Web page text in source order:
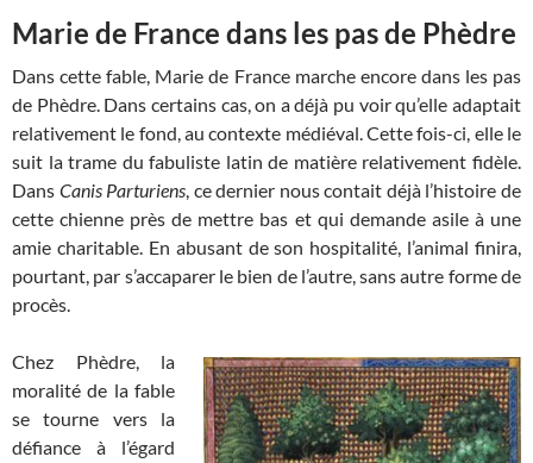
Marie de France dans les pas de Phèdre
Dans cette fable, Marie de France marche encore dans les pas
de Phèdre. Dans certains cas, on a déjà pu voir qu’elle adaptait
relativement le fond, au contexte médiéval. Cette fois-ci, elle le
suit la trame du fabuliste latin de matière relativement fidèle.
Dans Canis Parturiens, ce dernier nous contait déjà l’histoire de
cette chienne près de mettre bas et qui demande asile à une
amie charitable. En abusant de son hospitalité, l’animal finira,
pourtant, par s’accaparer le bien de l’autre, sans autre forme de
procès.
Chez Phèdre, la
moralité de la fable
se tourne vers la
défiance à l’égard